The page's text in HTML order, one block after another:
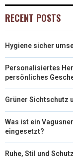
T
E
)
RECENT POSTS
Hygiene sicher
Personalisiertes
persönliches
Grüner Sichtschutz
Was ist ein
eingesetzt?
Ruhe, Stil und